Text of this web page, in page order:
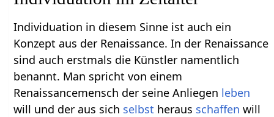
Individuation in diesem Sinne ist auch ein
Konzept aus der Renaissance. In der Renaissance
sind auch erstmals die Künstler namentlich
benannt. Man spricht von einem
Renaissancemensch der seine Anliegen leben
will und der aus sich selbst heraus schaffen will